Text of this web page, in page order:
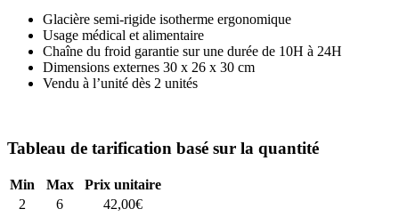
Glacière semi-rigide isotherme ergonomique
Usage médical et alimentaire
Chaîne du froid garantie sur une durée de 10H à 24H
Dimensions externes 30 x 26 x 30 cm
Vendu à l’unité dès 2 unités
Tableau de tarification basé sur la quantité
Min Max
Prix unitaire
2
6 42,00€